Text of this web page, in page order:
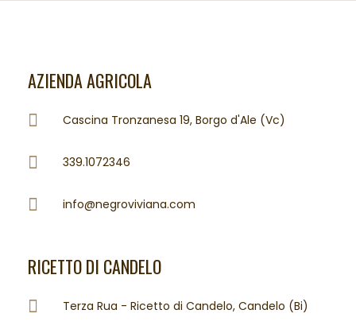
AZIENDA AGRICOLA
Cascina Tronzanesa 19, Borgo d'Ale (Vc)
339.1072346
info@negroviviana.com
RICETTO DI CANDELO
Terza Rua - Ricetto di Candelo, Candelo (Bi)